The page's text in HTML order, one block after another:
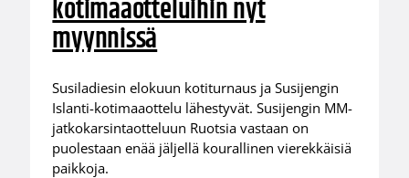
kotimaaotteluihin nyt
myynnissä
Susiladiesin elokuun kotiturnaus ja Susijengin
Islanti-kotimaaottelu lähestyvät. Susijengin MM-
jatkokarsintaotteluun Ruotsia vastaan on
puolestaan enää jäljellä kourallinen vierekkäisiä
paikkoja.